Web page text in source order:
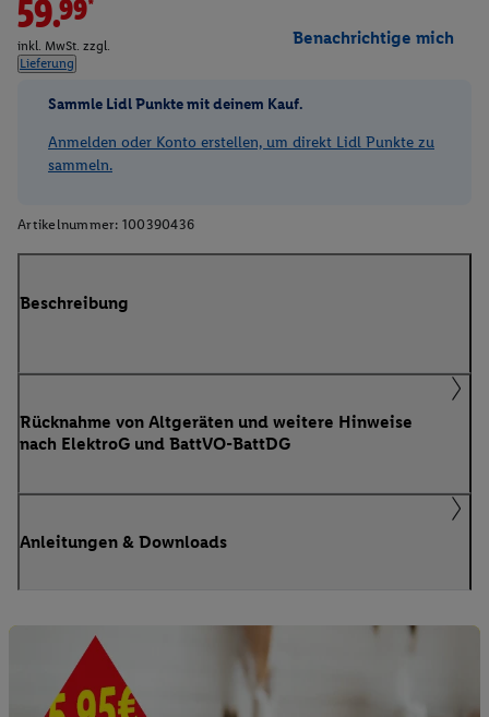
59.99*
inkl. MwSt. zzgl.
Lieferung
Benachrichtige mich
Sammle Lidl Punkte mit deinem Kauf.
Anmelden oder Konto erstellen, um direkt Lidl Punkte zu
sammeln.
Artikelnummer: 100390436
Beschreibung
Rücknahme von Altgeräten und weitere Hinweise
nach ElektroG und BattVO-BattDG
Anleitungen & Downloads